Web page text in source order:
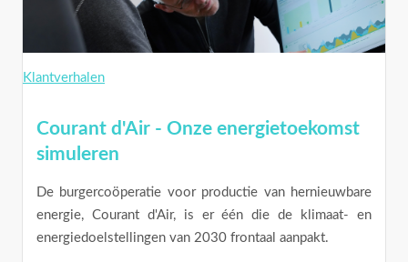
Klantverhalen
Courant d'Air - Onze energietoekomst
simuleren
De burgercoöperatie voor productie van hernieuwbare
energie, Courant d'Air, is er één die de klimaat- en
energiedoelstellingen van 2030 frontaal aanpakt.